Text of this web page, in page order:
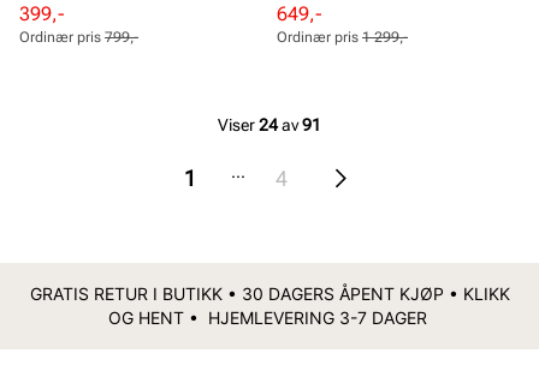
Rabattert
pris
399,-
Ordinær
pris
Ordinær pris 799,-
Rabattert
pris
649,-
Ordinær
pris
Ordinær pris 1 299,-
Viser24av91
1 ... 4
GRATIS RETUR I BUTIKK • 30 DAGERS ÅPENT KJØP • KLIKK
OG HENT • HJEMLEVERING 3-7 DAGER